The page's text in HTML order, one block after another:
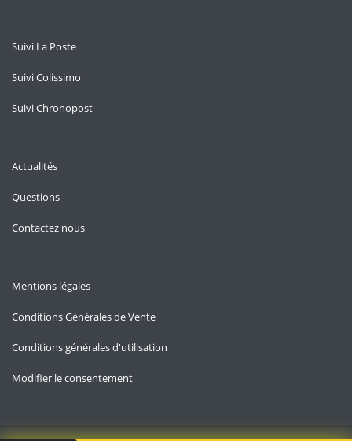
Suivi La Poste
Suivi Colissimo
Suivi Chronopost
Actualités
Questions
Contactez nous
Mentions légales
Conditions Générales de Vente
Conditions générales d'utilisation
Modifier le consentement